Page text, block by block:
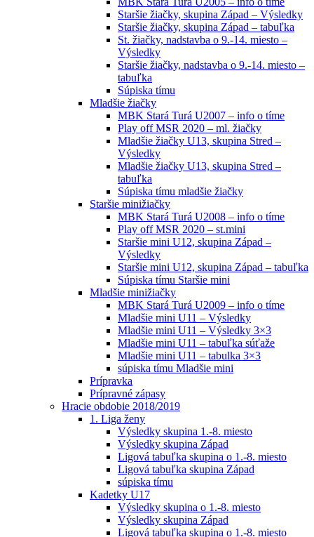
Staršie žiačky, skupina Západ – Výsledky
Staršie žiačky, skupina Západ – tabuľka
St. žiačky, nadstavba o 9.-14. miesto –
Výsledky
Staršie žiačky, nadstavba o 9.-14. miesto –
tabuľka
Súpiska tímu
Mladšie žiačky
MBK Stará Turá U2007 – info o tíme
Play off MSR 2020 – ml. žiačky
Mladšie žiačky U13, skupina Stred –
Výsledky
Mladšie žiačky U13, skupina Stred –
tabuľka
Súpiska tímu mladšie žiačky
Staršie minižiačky
MBK Stará Turá U2008 – info o tíme
Play off MSR 2020 – st.mini
Staršie mini U12, skupina Západ –
Výsledky
Staršie mini U12, skupina Západ – tabuľka
Súpiska tímu Staršie mini
Mladšie minižiačky
MBK Stará Turá U2009 – info o tíme
Mladšie mini U11 – Výsledky
Mladšie mini U11 – Výsledky 3×3
Mladšie mini U11 – tabuľka súťaže
Mladšie mini U11 – tabulka 3×3
súpiska tímu Mladšie mini
Prípravka
Prípravné zápasy
Hracie obdobie 2018/2019
1. Liga ženy
Výsledky skupina 1.-8. miesto
Výsledky skupina Západ
Ligová tabuľka skupina o 1.-8. miesto
Ligová tabuľka skupina Západ
súpiska tímu
Kadetky U17
Výsledky skupina o 1.-8. miesto
Výsledky skupina Západ
Ligová tabuľka skupina o 1.-8. miesto